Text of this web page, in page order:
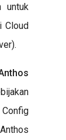
untuk
Cloud